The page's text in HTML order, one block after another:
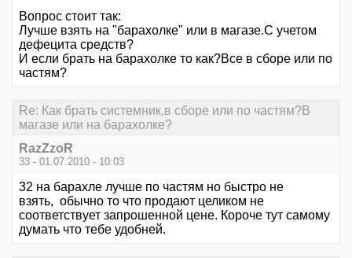
Вопрос стоит так:
Лучше взять на "барахолке" или в магазе.С учетом
дефецита средств?
И если брать на барахолке то как?Все в сборе или по
частям?
Re: Как брать системник,в сборе или по частям?В
магазе или на барахолке?
RazZzoR
33 - 01.07.2010 - 10:03
32 на барахле лучше по частям но быстро не
взять, обычно то что продают целиком не
соответствует запрошенной цене. Короче тут самому
думать что тебе удобней.